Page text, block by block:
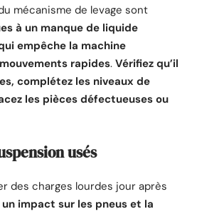
mécanisme de levage sont
à un manque de liquide
empêche la machine
rapides. Vérifiez qu’il
complétez les niveaux de
les pièces défectueuses ou
usés
des charges lourdes jour après
un impact sur les pneus et la